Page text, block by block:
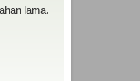
lama.